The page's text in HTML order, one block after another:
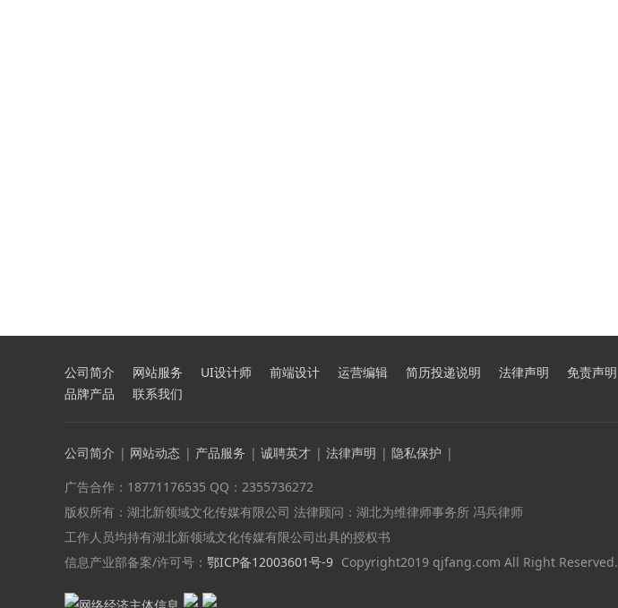
公司简介 网站服务 UI设计师 前端设计 运营编辑 简历投递说明 法律声明 免责声明
品牌产品
联系我们
公司简介 | 网站动态 | 产品服务 | 诚聘英才 | 法律声明 | 隐私保护 |
广告合作：18771176535 QQ：2355736272
版权所有：湖北新领域文化传媒有限公司 法律顾问：湖北为维律师事务所 冯兵律师
工作人员均持有湖北新领域文化传媒有限公司出具的授权书
信息产业部备案/许可号： 鄂ICP备12003601号-9 Copyright2019 qjfang.com All Right Reserved.